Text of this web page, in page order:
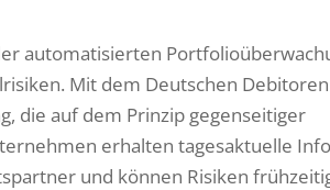
automatisierten
Mit dem Deutschen
die auf dem Prinzip gegenseitiger
erhalten tagesaktuelle
und können Risiken